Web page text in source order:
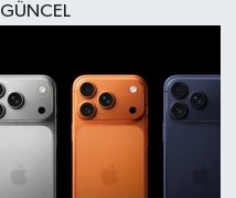
GÜNCEL